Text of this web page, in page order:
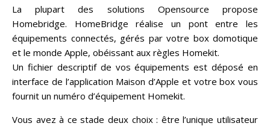
La plupart des solutions Opensource propose
Homebridge. HomeBridge réalise un pont entre les
équipements connectés, gérés par votre box domotique
et le monde Apple, obéissant aux règles Homekit.
Un fichier descriptif de vos équipements est déposé en
interface de l’application Maison d’Apple et votre box vous
fournit un numéro d’équipement Homekit.
Vous avez à ce stade deux choix : être l’unique utilisateur